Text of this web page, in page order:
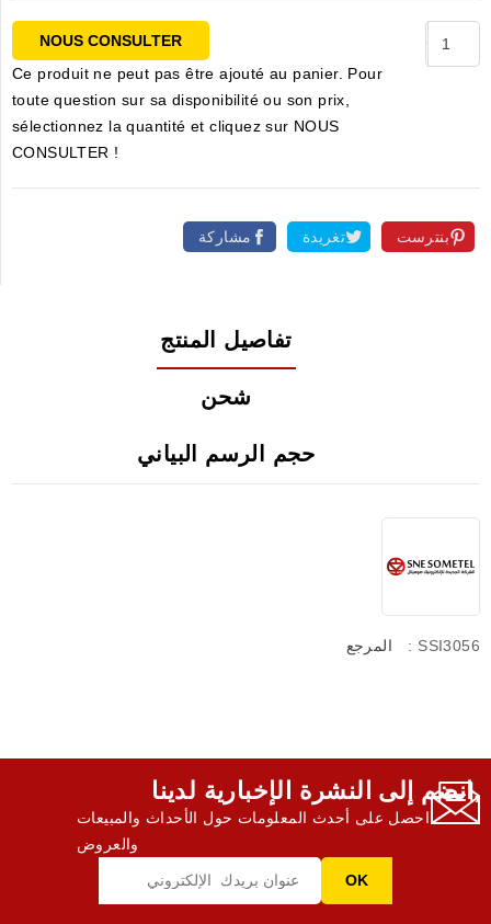
NOUS CONSULTER
Ce produit ne peut pas être ajouté au panier. Pour
toute question sur sa disponibilité ou son prix,
sélectionnez la quantité et cliquez sur NOUS
CONSULTER !
مشاركة تغريدة بنترست
تفاصيل المنتج
شحن
حجم الرسم البياني
المرجع : SSI3056
انضم إلى النشرة الإخبارية لدينا,
احصل على أحدث المعلومات حول الأحداث والمبيعات
والعروض